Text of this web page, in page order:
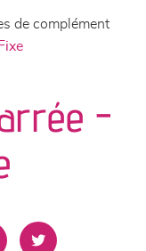
de complément
fixe
-